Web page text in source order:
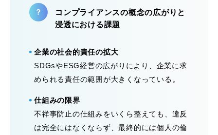
コンプライアンスの概念の広がりと
浸透における課題
企業の社会的責任の拡大
SDGsやESG経営の広がりにより、企業に求
められる責任の範囲が大きくなっている。
仕組みの限界
不祥事防止の仕組みをいくら整えても、違反
は完全にはなくならず、最終的には個人の倫